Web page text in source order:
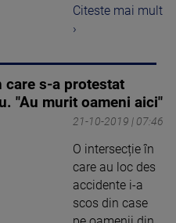
Citeste mai mult
›
care s-a protestat
"Au murit oameni aici"
21-10-2019 | 07:46
O intersecție în
care au loc des
accidente i-a
scos din case